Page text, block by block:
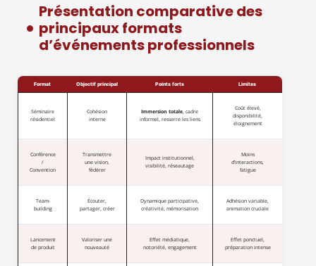
Présentation comparative des
principaux formats
d’événements professionnels
Format Objectif principal Points forts Limites
Séminaire
résidentiel
Cohésion
interne
Immersion totale, cadre
informel, resserre les liens
Coût élevé,
disponibilité,
éloignement
Conférence
/
Convention
Transmettre
une vision,
fédérer
Impact institutionnel,
visibilité, réseautage
Moins
d’interactions,
fatigue
Team-
building
Écouter,
partager, créer
Dynamique participative,
créativité, mémorisation
Adhésion variable,
animation cruciale
Lancement
de produit
Valoriser une
nouveauté
Effet médiatique,
notoriété, engagement
Effet ponctuel,
préparation intense